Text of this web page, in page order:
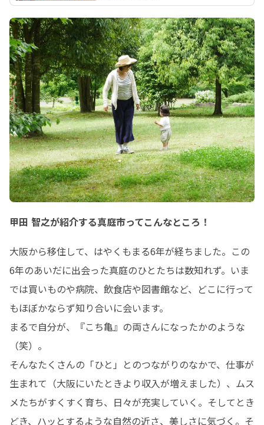
甲田 智之が紹介する真庭市ってこんなところ！
大阪から移住して、はやくもまる6年が経ちました。この
6年のあいだに出会った真庭のひとたちは数知れず。いま
では買いものや病院、飲食店や図書館など、どこに行って
もほぼかならず知り合いに会います。
まるで自分が、『こち亀』の両さんになったかのような
（笑）。
そんなたくさんの「ひと」とのつながりのなかで、仕事が
生まれて（大阪にいたときより収入が増えました）、ムス
メたちがすくすく育ち、日々が充実していく。そしてとき
どき、ハッとするような自然の近さ、美しさに気づく。そ